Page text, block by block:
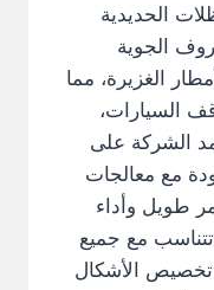
الحديدية
الجوية
الغزيرة، مما
السيارات،
الشركة على
مع معالجات
طويل وأداء
مع جميع
تخصيص الأشكال